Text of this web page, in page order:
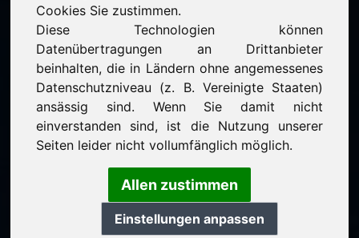
Cookies Sie zustimmen.
Diese Technologien können
Datenübertragungen an Drittanbieter
beinhalten, die in Ländern ohne angemessenes
Datenschutzniveau (z. B. Vereinigte Staaten)
ansässig sind. Wenn Sie damit nicht
einverstanden sind, ist die Nutzung unserer
Seiten leider nicht vollumfänglich möglich.
Allen zustimmen
Einstellungen anpassen
garantierter Bestpreis durch Direkterwerb
serviceorientierte Kaufabwicklung
persönlicher Ansprechpartner